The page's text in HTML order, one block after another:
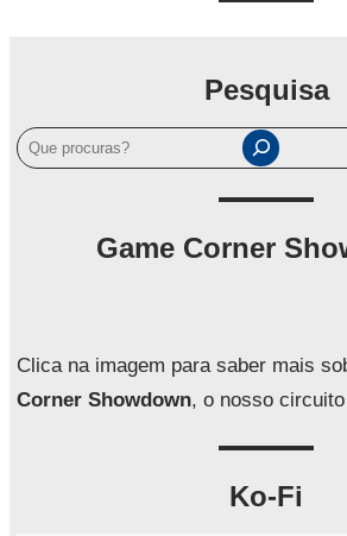
Pesquisa
P
e
a
r
Game Corner
Clica na imagem para saber mais
Corner Showdown, o nosso
Ko-Fi